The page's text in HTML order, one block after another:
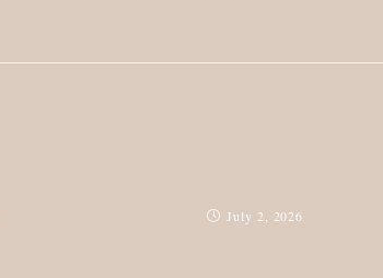
July 2, 2026